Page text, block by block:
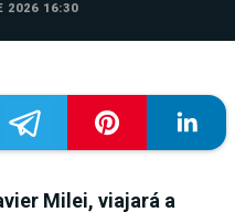
2026 16:30
Milei, viajará a